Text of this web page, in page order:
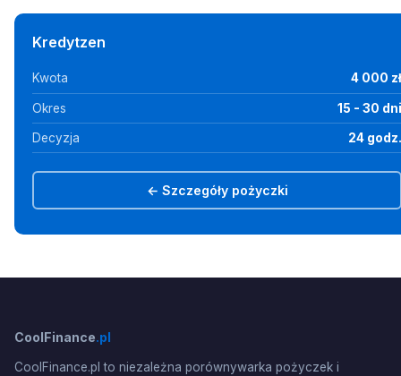
Kredytzen
Kwota 4 000 zł
Okres 15 - 30 dni
Decyzja 24 godz.
← Szczegóły pożyczki
CoolFinance.pl
CoolFinance.pl to niezależna porównywarka pożyczek i